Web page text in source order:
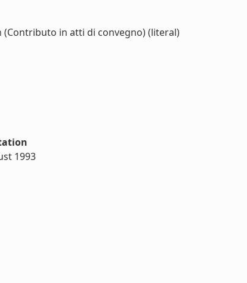
in atti di convegno) (literal)
1993